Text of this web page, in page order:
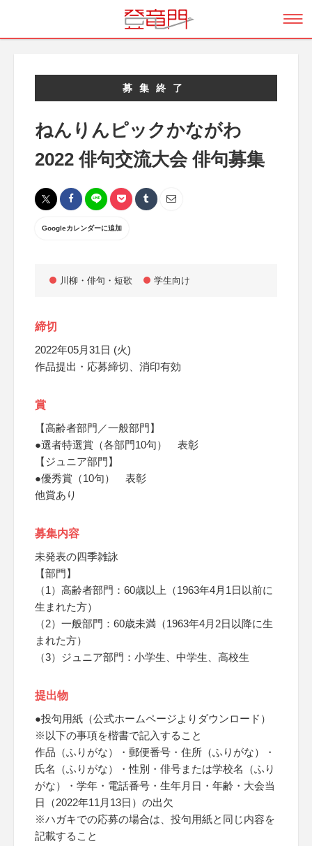
募集終了
ねんりんピックかながわ
2022 俳句交流大会 俳句募集
Googleカレンダーに追加
川柳・俳句・短歌 学生向け
締切
2022年05月31日 (火)
作品提出・応募締切、消印有効
賞
【高齢者部門／一般部門】
●選者特選賞（各部門10句） 表彰
【ジュニア部門】
●優秀賞（10句） 表彰
他賞あり
募集内容
未発表の四季雑詠
【部門】
（1）高齢者部門：60歳以上（1963年4月1日以前に
生まれた方）
（2）一般部門：60歳未満（1963年4月2日以降に生
まれた方）
（3）ジュニア部門：小学生、中学生、高校生
提出物
●投句用紙（公式ホームページよりダウンロード）
※以下の事項を楷書で記入すること
作品（ふりがな）・郵便番号・住所（ふりがな）・
氏名（ふりがな）・性別・俳号または学校名（ふり
がな）・学年・電話番号・生年月日・年齢・大会当
日（2022年11月13日）の出欠
※ハガキでの応募の場合は、投句用紙と同じ内容を
記載すること